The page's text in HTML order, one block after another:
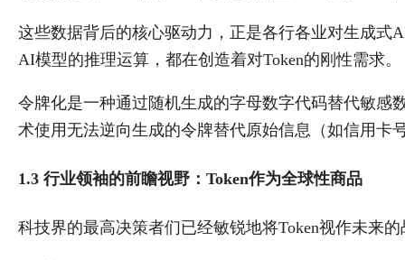
这些数据背后的核心驱动力，正是各行各业对生成
AI模型的推理运算，都在创造着对Token的刚性需求。
令牌化是一种通过随机生成的字母数字代码替代敏感
术使用无法逆向生成的令牌替代原始信息（如信用卡
1.3 行业领袖的前瞻视野：Token作为全球性商品
科技界的最高决策者们已经敏锐地将Token视作未来